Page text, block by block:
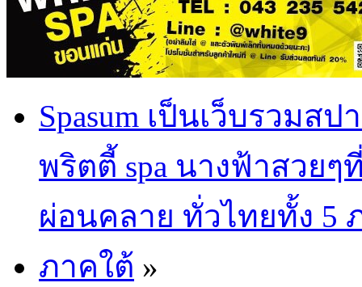
Spasum เป็นเว็บรวม
พริตตี้ spa นางฟ้าสวย
ผ่อนคลาย ทั่วไทยทั้ง 5
ภาคใต้ »